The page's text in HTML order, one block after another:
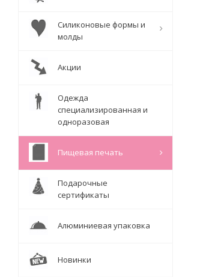
Силиконовые формы и
молды
Акции
Одежда
специализированная и
одноразовая
Пищевая печать
Подарочные
сертификаты
Алюминиевая упаковка
Новинки